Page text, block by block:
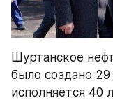
Шуртанское
было создано 29
исполняется 40